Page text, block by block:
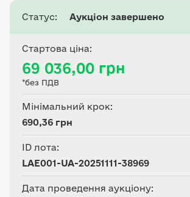
Статус: Аукціон завершено
Стартова ціна:
69 036,00 грн
*без ПДВ
Мінімальний крок:
690,36 грн
ID лота:
LAE001-UA-20251111-38969
Дата проведення аукціону: